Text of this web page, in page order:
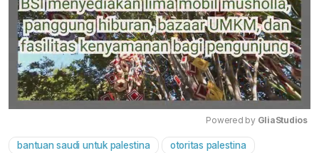
Powered by GliaStudios
bantuan saudi untuk palestina otoritas palestina